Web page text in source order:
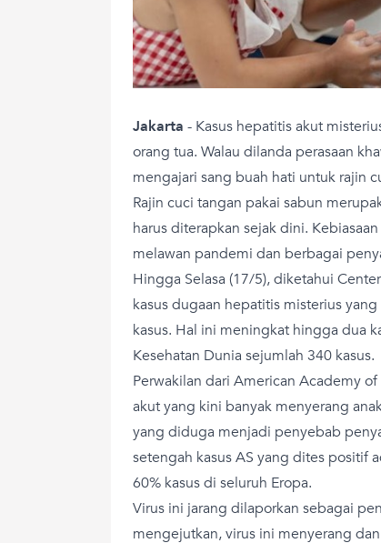
Jakarta - Kasus hepatitis akut
orang tua. Walau dilanda perasaan
mengajari sang buah hati untuk rajin
Rajin cuci tangan pakai sabun
harus diterapkan sejak dini.
melawan pandemi dan berbagai
Hingga Selasa (17/5), diketahui
kasus dugaan hepatitis misterius
kasus. Hal ini meningkat hingga dua
Kesehatan Dunia sejumlah 340 kasus.
Perwakilan dari American Academy
akut yang kini banyak menyerang
yang diduga menjadi penyebab
setengah kasus AS yang dites positif
60% kasus di seluruh Eropa.
Virus ini jarang dilaporkan sebagai
mengejutkan, virus ini menyerang